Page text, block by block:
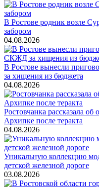
В Ростове родник возле
забором
04.08.2026
В Ростове вынесли
за хищения из бюджета
04.08.2026
Ростовчанка рассказала
Архипке после теракта
04.08.2026
Уникальную коллекцию
детской железной дороге
03.08.2026